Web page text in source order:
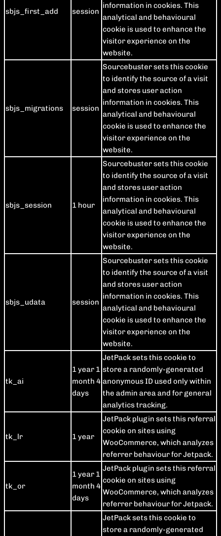
sbjs_first_add session
information in cookies. This
analytical and behavioural
cookie is used to enhance the
visitor experience on the
website.
sbjs_migrations session
Sourcebuster sets this cookie
to identify the source of a visit
and stores user action
information in cookies. This
analytical and behavioural
cookie is used to enhance the
visitor experience on the
website.
sbjs_session 1 hour
Sourcebuster sets this cookie
to identify the source of a visit
and stores user action
information in cookies. This
analytical and behavioural
cookie is used to enhance the
visitor experience on the
website.
sbjs_udata session
Sourcebuster sets this cookie
to identify the source of a visit
and stores user action
information in cookies. This
analytical and behavioural
cookie is used to enhance the
visitor experience on the
website.
tk_ai
1 year 1
month 4
days
JetPack sets this cookie to
store a randomly-generated
anonymous ID used only within
the admin area and for general
analytics tracking.
tk_lr 1 year
JetPack plugin sets this referral
cookie on sites using
WooCommerce, which analyzes
referrer behaviour for Jetpack.
tk_or
1 year 1
month 4
days
JetPack plugin sets this referral
cookie on sites using
WooCommerce, which analyzes
referrer behaviour for Jetpack.
JetPack sets this cookie to
store a randomly-generated